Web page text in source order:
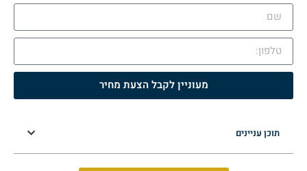
מעוניין לקבל הצעת מחיר
תוכן עניינים